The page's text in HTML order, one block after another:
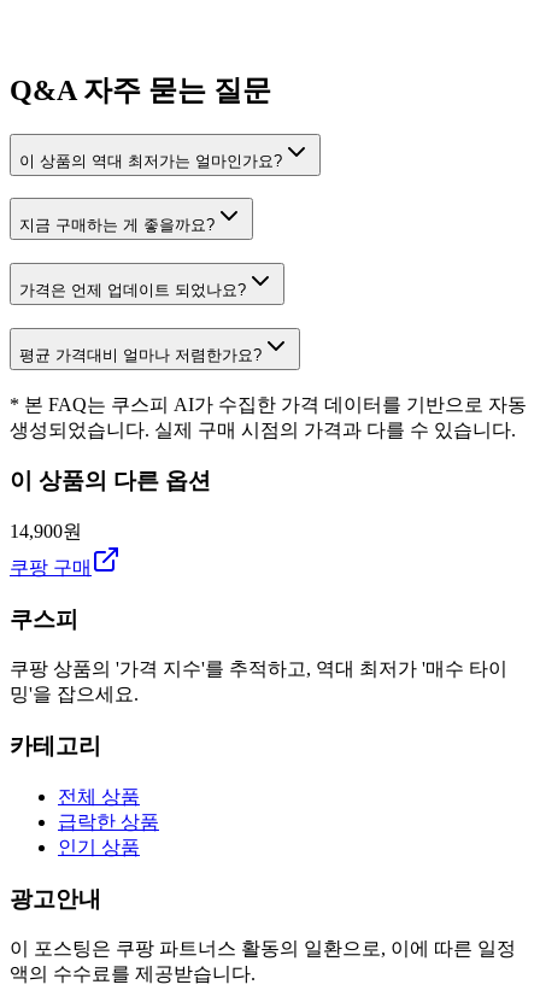
Q&A 자주 묻는 질문
이 상품의 역대 최저가는 얼마인가요?
지금 구매하는 게 좋을까요?
가격은 언제 업데이트 되었나요?
평균 가격대비 얼마나 저렴한가요?
* 본 FAQ는 쿠스피 AI가 수집한 가격 데이터를 기반으로 자동
생성되었습니다. 실제 구매 시점의 가격과 다를 수 있습니다.
이 상품의 다른 옵션
14,900원
쿠팡 구매
쿠스피
쿠팡 상품의 '가격 지수'를 추적하고, 역대 최저가 '매수 타이
밍'을 잡으세요.
카테고리
전체 상품
급락한 상품
인기 상품
광고안내
이 포스팅은 쿠팡 파트너스 활동의 일환으로, 이에 따른 일정
액의 수수료를 제공받습니다.